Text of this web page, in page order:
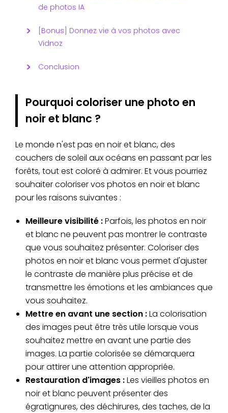
de photos IA
[Bonus] Donnez vie à vos photos avec
Vidnoz
Conclusion
Pourquoi coloriser une photo en
noir et blanc ?
Le monde n'est pas en noir et blanc, des
couchers de soleil aux océans en passant par les
forêts, tout est coloré à admirer. Et vous pourriez
souhaiter coloriser vos photos en noir et blanc
pour les raisons suivantes :
Meilleure visibilité :Parfois, les photos en noir
et blanc ne peuvent pas montrer le contraste
que vous souhaitez présenter. Coloriser des
photos en noir et blanc vous permet d'ajuster
le contraste de manière plus précise et de
transmettre les émotions et les ambiances que
vous souhaitez.
Mettre en avant une section :La colorisation
des images peut être très utile lorsque vous
souhaitez mettre en avant une partie des
images. La partie colorisée se démarquera
pour attirer une attention appropriée.
Restauration d'images :Les vieilles photos en
noir et blanc peuvent présenter des
égratignures, des déchirures, des taches, de la